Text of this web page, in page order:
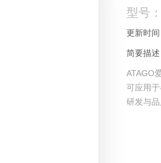
型号
更新时
简要描述
ATAGO
可应用
研发与品